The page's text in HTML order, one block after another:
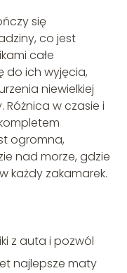
się
co jest
całe
do ich wyjęcia,
niewielkiej
Różnica w czasie i
ogromna,
nad morze, gdzie
każdy zakamarek.
z auta i pozwól
najlepsze maty